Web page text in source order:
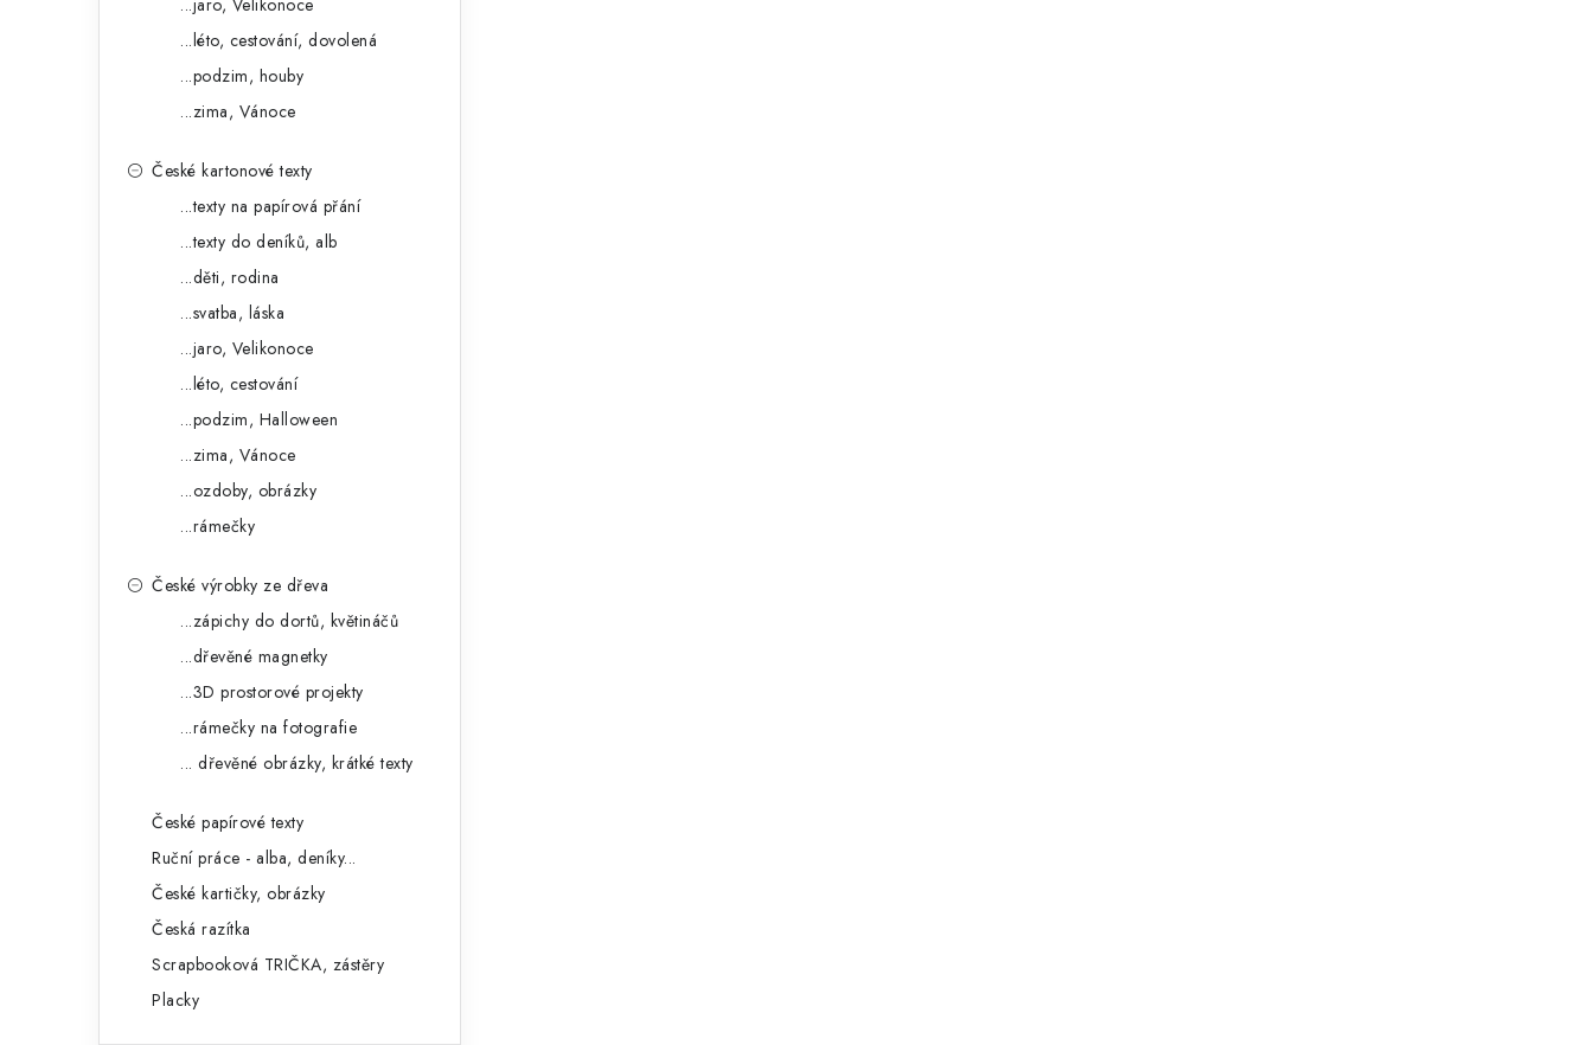
...jaro, Velikonoce
...léto, cestování, dovolená
...podzim, houby
...zima, Vánoce
České kartonové texty
...texty na papírová přání
...texty do deníků, alb
...děti, rodina
...svatba, láska
...jaro, Velikonoce
...léto, cestování
...podzim, Halloween
...zima, Vánoce
...ozdoby, obrázky
...rámečky
České výrobky ze dřeva
...zápichy do dortů, květináčů
...dřevěné magnetky
...3D prostorové projekty
...rámečky na fotografie
... dřevěné obrázky, krátké texty
České papírové texty
Ruční práce - alba, deníky...
České kartičky, obrázky
Česká razítka
Scrapbooková TRIČKA, zástěry
Placky